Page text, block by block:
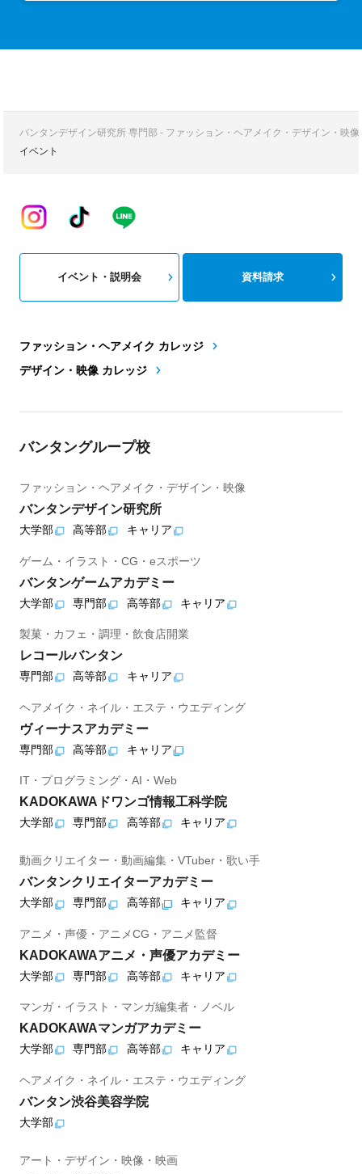
バンタンデザイン研究所 専門部 - ファッション・ヘアメイク・デザイン・映
イベント
ファッション・ヘアメイク カレッジ
デザイン・映像 カレッジ
イベント・説明会 資料請求
バンタングループ校
ファッション・ヘアメイク・デザイン・映像
バンタンデザイン研究所
大学部 高等部 キャリア
ゲーム・イラスト・CG・eスポーツ
バンタンゲームアカデミー
大学部 専門部 高等部 キャリア
製菓・カフェ・調理・飲食店開業
レコールバンタン
専門部 高等部 キャリア
ヘアメイク・ネイル・エステ・ウエディング
ヴィーナスアカデミー
専門部 高等部 キャリア
IT・プログラミング・AI・Web
KADOKAWAドワンゴ情報工科学院
大学部 専門部 高等部 キャリア
動画クリエイター・動画編集・VTuber・歌い手
バンタンクリエイターアカデミー
大学部 専門部 高等部 キャリア
アニメ・声優・アニメCG・アニメ監督
KADOKAWAアニメ・声優アカデミー
大学部 専門部 高等部 キャリア
マンガ・イラスト・マンガ編集者・ノベル
KADOKAWAマンガアカデミー
大学部 専門部 高等部 キャリア
ヘアメイク・ネイル・エステ・ウエディング
バンタン渋谷美容学院
大学部
アート・デザイン・映像・映画